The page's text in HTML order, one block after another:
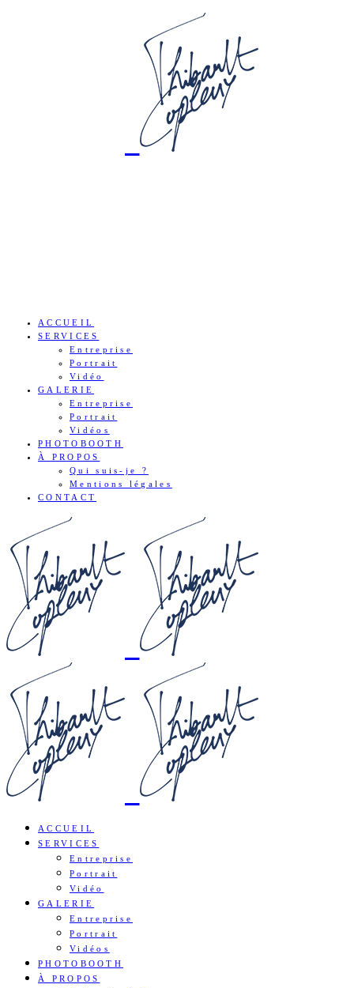
ACCUEIL
SERVICES
Entreprise
Portrait
Vidéo
GALERIE
Entreprise
Portrait
Vidéos
PHOTOBOOTH
À PROPOS
Qui suis-je ?
Mentions légales
CONTACT
ACCUEIL
SERVICES
Entreprise
Portrait
Vidéo
GALERIE
Entreprise
Portrait
Vidéos
PHOTOBOOTH
À PROPOS